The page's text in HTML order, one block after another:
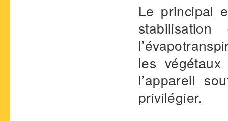
Le principal
les
l’appareil
privilégier.